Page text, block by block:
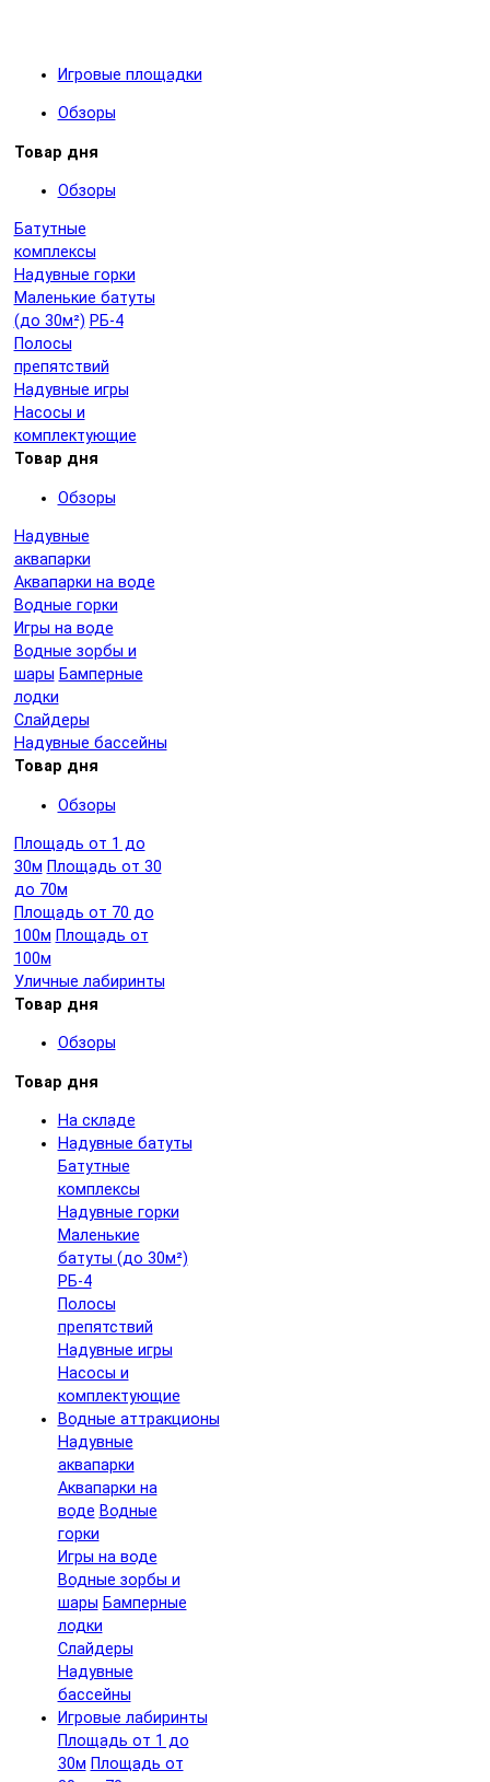
Игровые площадки
Обзоры
Товар дня
Обзоры
Батутные
комплексы
Надувные горки
Маленькие батуты
(до 30м²) РБ-4
Полосы
препятствий
Надувные игры
Насосы и
комплектующие
Товар дня
Обзоры
Надувные
аквапарки
Аквапарки на воде
Водные горки
Игры на воде
Водные зорбы и
шары Бамперные
лодки
Слайдеры
Надувные бассейны
Товар дня
Обзоры
Площадь от 1 до
30м Площадь от 30
до 70м
Площадь от 70 до
100м Площадь от
100м
Уличные лабиринты
Товар дня
Обзоры
Товар дня
На складе
Надувные батуты
Батутные
комплексы
Надувные горки
Маленькие
батуты (до 30м²)
РБ-4
Полосы
препятствий
Надувные игры
Насосы и
комплектующие
Водные аттракционы
Надувные
аквапарки
Аквапарки на
воде Водные
горки
Игры на воде
Водные зорбы и
шары Бамперные
лодки
Слайдеры
Надувные
бассейны
Игровые лабиринты
Площадь от 1 до
30м Площадь от